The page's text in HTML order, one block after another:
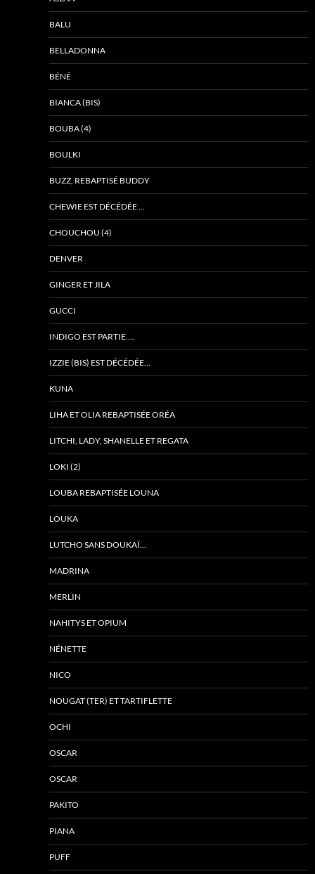
BALU
BELLADONNA
BÉNÉ
BIANCA (BIS)
BOUBA (4)
BOULKI
BUZZ, REBAPTISÉ BUDDY
CHEWIE EST DÉCÉDÉE …
CHOUCHOU (4)
DENVER
GINGER ET JILA
GUCCI
INDIGO EST PARTIE….
IZZIE (BIS) EST DÉCÉDÉE…
KUNA
LIHA ET OLIA REBAPTISÉE ORÉA
LITCHI, LADY, SHANELLE ET REGATA
LOKI (2)
LOUBA REBAPTISÉE LOUNA
LOUKA
LUTCHO SANS DOUKAÏ…
MADRINA
MERLIN
NAHITYS ET OPIUM
NÉNETTE
NICO
NOUGAT (TER) ET TARTIFLETTE
OCHI
OSCAR
OSCAR
PAKITO
PIANA
PUFF